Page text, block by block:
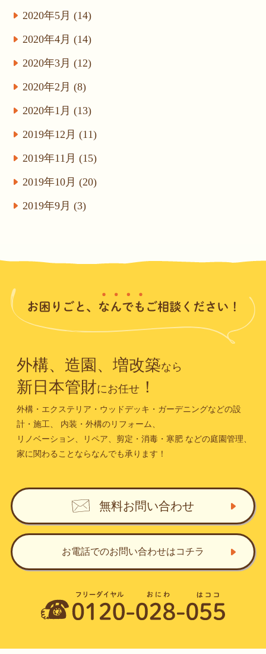
2020年5月 (14)
2020年4月 (14)
2020年3月 (12)
2020年2月 (8)
2020年1月 (13)
2019年12月 (11)
2019年11月 (15)
2019年10月 (20)
2019年9月 (3)
外構、造園、増改築なら
新日本管財にお任せ！
外構・エクステリア・ウッドデッキ・ガーデニングなどの設
計・施工、
内装・外構のリフォーム、
リノベーション、リペア、剪定・消毒・寒肥などの庭園管理、
家に関わることならなんでも承ります！
無料お問い合わせ
お電話でのお問い合わせはコチラ